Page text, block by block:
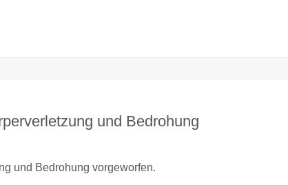
und Bedrohung
und Bedrohung vorgeworfen.